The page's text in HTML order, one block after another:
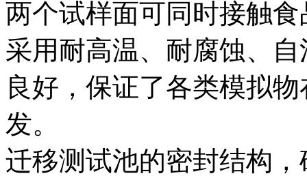
两个试样面可同时接触
采用耐高温、耐腐蚀、
良好，保证了各类模拟
发。
迁移测试池的密封结构